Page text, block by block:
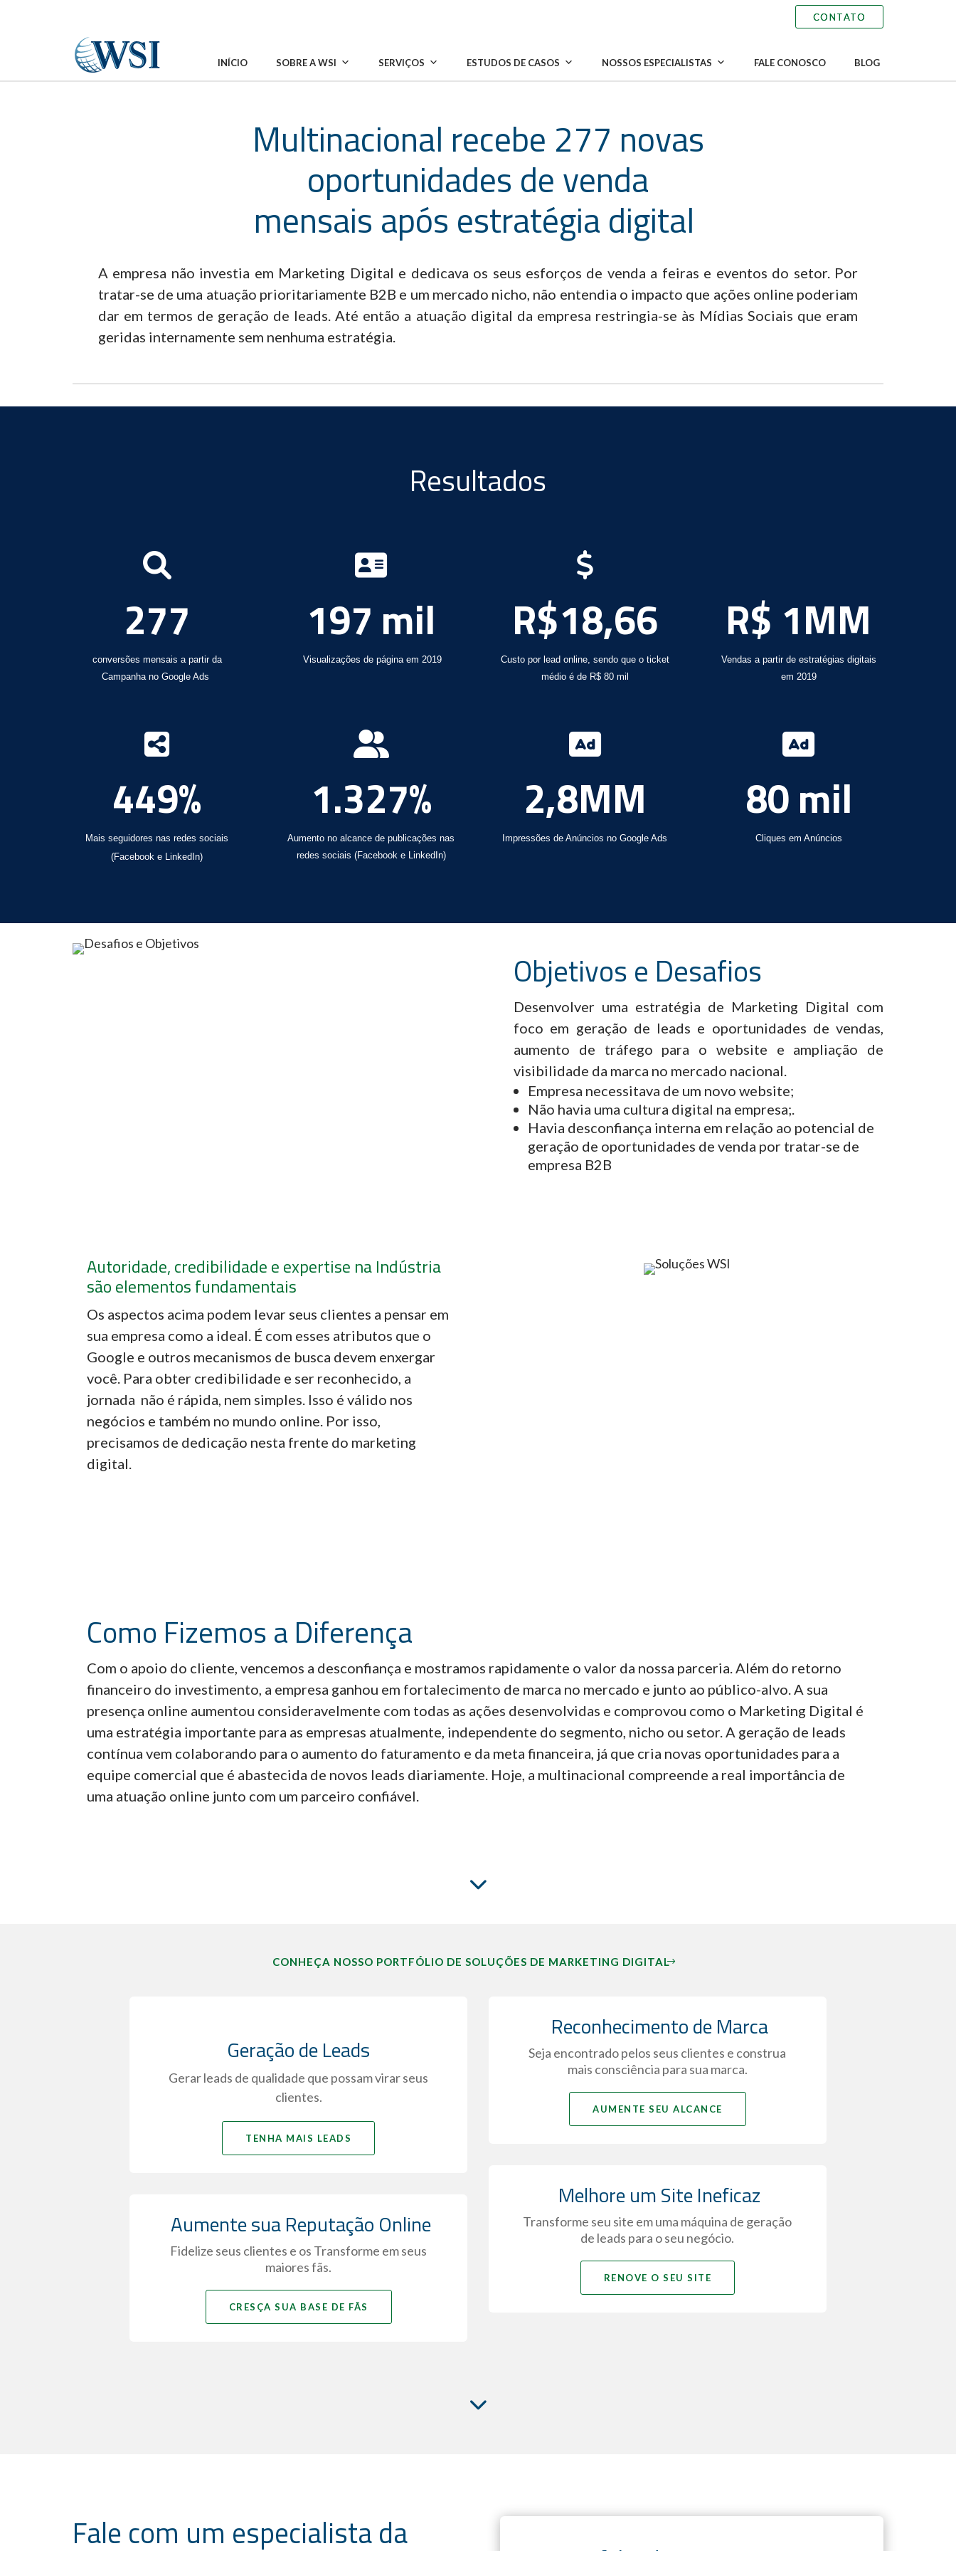
INÍCIO SOBRE A WSI SERVIÇOS ESTUDOS DE CASOS NOSSOS ESPECIALISTAS FALE CONOSCO BLOG
Multinacional recebe 277 novas
oportunidades de venda
mensais após estratégia digital
A empresa não investia em Marketing Digital e dedicava os seus esforços de venda a feiras e eventos do setor. Por
tratar-se de uma atuação prioritariamente B2B e um mercado nicho, não entendia o impacto que ações online poderiam
dar em termos de geração de leads. Até então a atuação digital da empresa restringia-se às Mídias Sociais que eram
geridas internamente sem nenhuma estratégia.
Resultados
277
conversões mensais a partir da
Campanha no Google Ads
197 mil
Visualizações de página em 2019
R$18,66
Custo por lead online, sendo que o ticket
médio é de R$ 80 mil
R$ 1MM
Vendas a partir de estratégias digitais
em 2019
449%
Mais seguidores nas redes sociais
(Facebook e LinkedIn)
1.327%
Aumento no alcance de publicações nas
redes sociais (Facebook e LinkedIn)
2,8MM
Impressões de Anúncios no Google Ads
80 mil
Cliques em Anúncios
Objetivos e Desafios
Desenvolver uma estratégia de Marketing Digital com
foco em geração de leads e oportunidades de vendas,
aumento de tráfego para o website e ampliação de
visibilidade da marca no mercado nacional.
Empresa necessitava de um novo website;
Não havia uma cultura digital na empresa;.
Havia desconfiança interna em relação ao potencial de
geração de oportunidades de venda por tratar-se de
empresa B2B
Autoridade, credibilidade e expertise na Indústria
são elementos fundamentais
Os aspectos acima podem levar seus clientes a pensar em
sua empresa como a ideal. É com esses atributos que o
Google e outros mecanismos de busca devem enxergar
você. Para obter credibilidade e ser reconhecido, a
jornada não é rápida, nem simples. Isso é válido nos
negócios e também no mundo online. Por isso,
precisamos de dedicação nesta frente do marketing
digital.
Como Fizemos a Diferença
Com o apoio do cliente, vencemos a desconfiança e mostramos rapidamente o valor da nossa parceria. Além do retorno
financeiro do investimento, a empresa ganhou em fortalecimento de marca no mercado e junto ao público-alvo. A sua
presença online aumentou consideravelmente com todas as ações desenvolvidas e comprovou como o Marketing Digital é
uma estratégia importante para as empresas atualmente, independente do segmento, nicho ou setor. A geração de leads
contínua vem colaborando para o aumento do faturamento e da meta financeira, já que cria novas oportunidades para a
equipe comercial que é abastecida de novos leads diariamente. Hoje, a multinacional compreende a real importância de
uma atuação online junto com um parceiro confiável.
CONHEÇA NOSSO PORTFÓLIO DE SOLUÇÕES DE MARKETING DIGITAL
Geração de Leads
Gerar leads de qualidade que possam virar seus
clientes.
TENHA MAIS LEADS
Aumente sua Reputação Online
Fidelize seus clientes e os Transforme em seus
maiores fãs.
CRESÇA SUA BASE DE FÃS
Reconhecimento de Marca
Seja encontrado pelos seus clientes e construa
mais consciência para sua marca.
AUMENTE SEU ALCANCE
Melhore um Site Ineficaz
Transforme seu site em uma máquina de geração
de leads para o seu negócio.
RENOVE O SEU SITE
Fale com um especialista da